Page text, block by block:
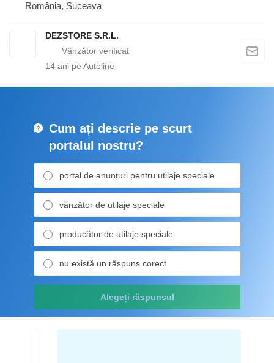
România, Suceava
DEZSTORE S.R.L.
14 ani pe Autoline
Cum ați descrie pe scurt
portalul nostru?
portal de anunțuri pentru utilaje speciale
vânzător de utilaje speciale
producător de utilaje speciale
nu există un răspuns corect
Alegeți răspunsul